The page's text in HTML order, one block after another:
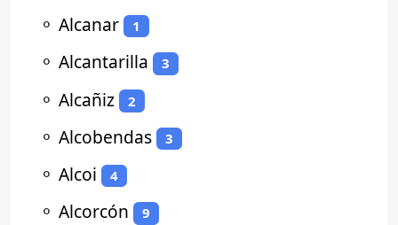
⚬ Alcanar 1
⚬ Alcantarilla 3
⚬ Alcañiz 2
⚬ Alcobendas 3
⚬ Alcoi 4
⚬ Alcorcón 9